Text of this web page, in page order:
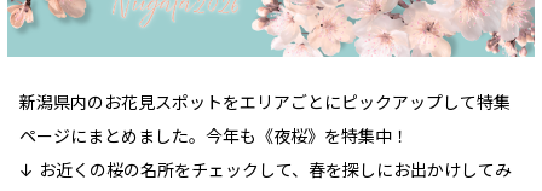
新潟県内のお花見スポットをエリアごとにピックアップして特集
ページにまとめました。今年も《夜桜》を特集中！
↓ お近くの桜の名所をチェックして、春を探しにお出かけしてみ